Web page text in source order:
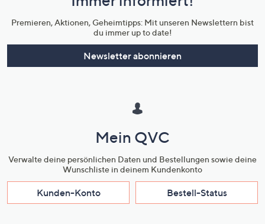
Unternehmensinformationen
Premieren, Aktionen, Geheimtipps: Mit unseren Newslettern bist
du immer up to date!
Newsletter abonnieren
Mein QVC
Verwalte deine persönlichen Daten und Bestellungen sowie deine
Wunschliste in deinem Kundenkonto
Kunden-Konto Bestell-Status